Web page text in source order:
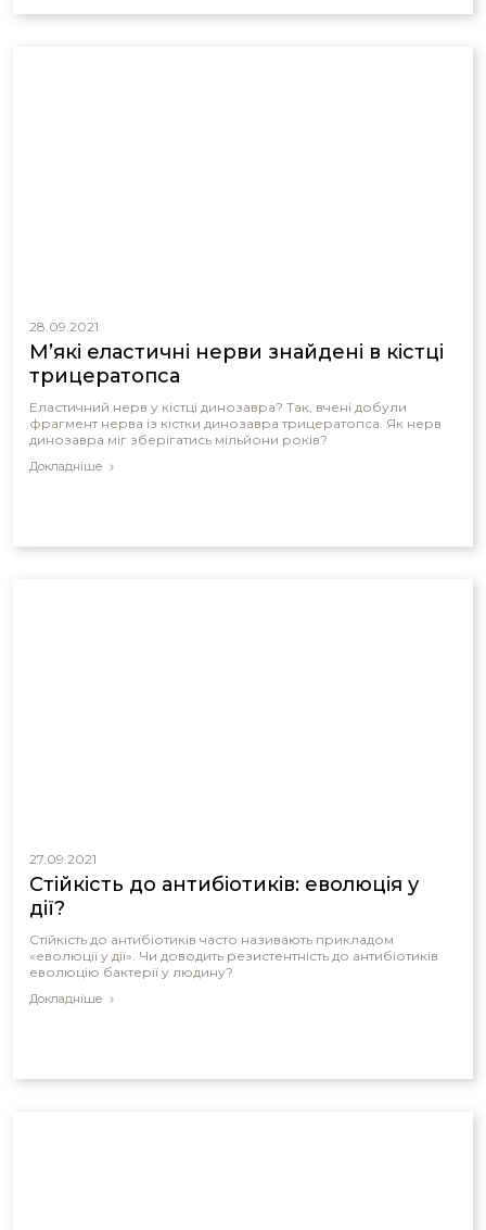
28.09.2021
М’які еластичні нерви знайдені в кістці
трицератопса
Еластичний нерв у кістці динозавра? Так, вчені добули
фрагмент нерва із кістки динозавра трицератопса. Як нерв
динозавра міг зберігатись мільйони років?
Докладніше
27.09.2021
Стійкість до антибіотиків: еволюція у
дії?
Стійкість до антибіотиків часто називають прикладом
«еволюції у дії». Чи доводить резистентність до антибіотиків
еволюцію бактерії у людину?
Докладніше